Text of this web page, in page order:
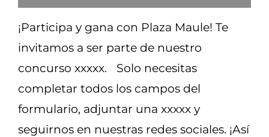
¡Participa y gana con Plaza Maule! Te
invitamos a ser parte de nuestro
concurso xxxxx. Solo necesitas
completar todos los campos del
formulario, adjuntar una xxxxx y
seguirnos en nuestras redes sociales. ¡Así